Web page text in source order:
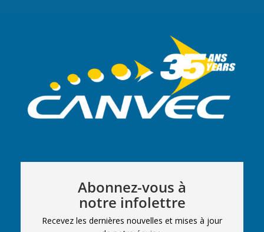
Abonnez-vous à
notre infolettre
Recevez les dernières nouvelles et mises à jour